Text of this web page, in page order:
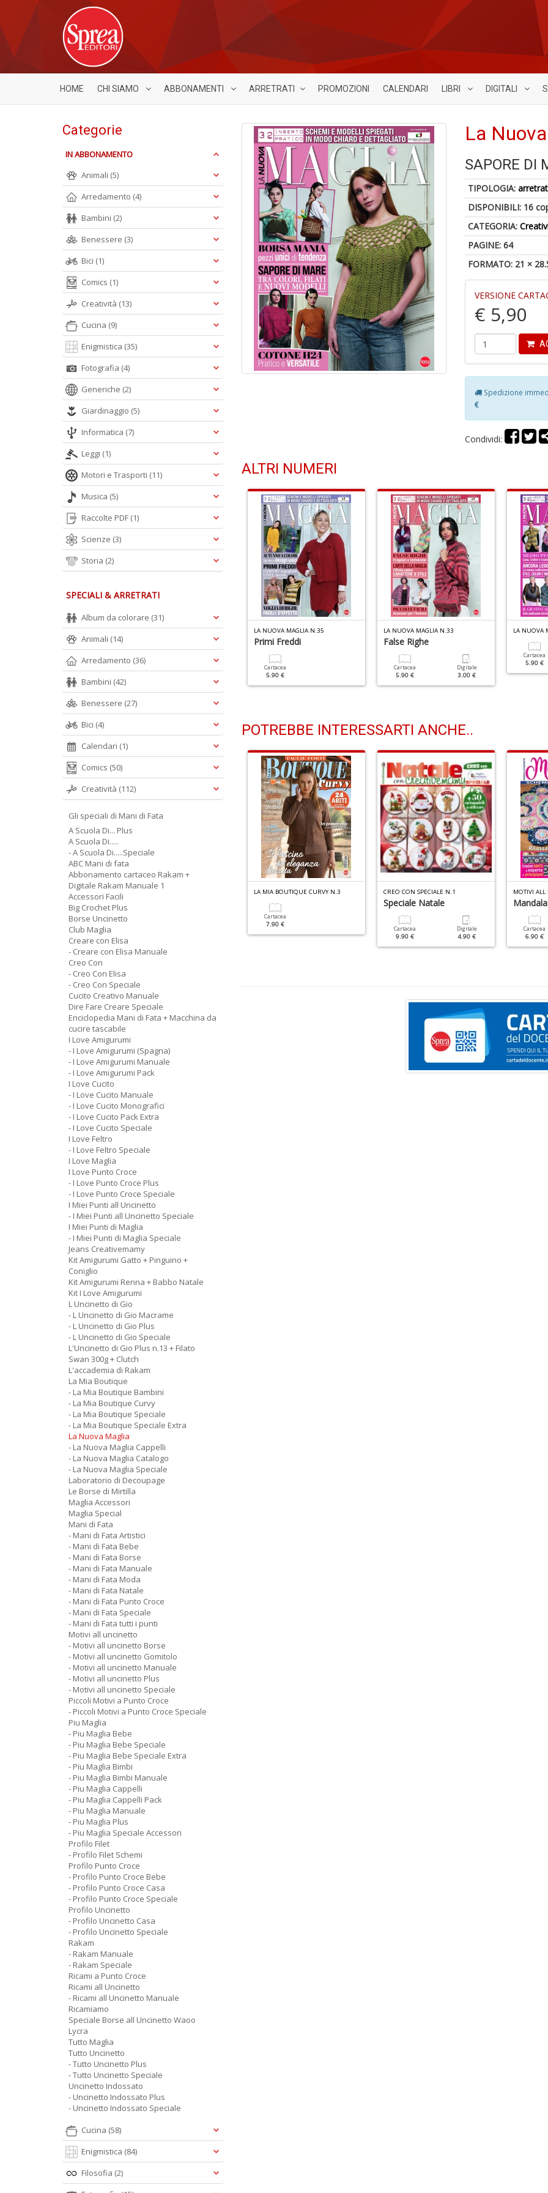
HOME CHI SIAMO ABBONAMENTI ARRETRATI PROMOZIONI CALENDARI LIBRI DIGITALI
La
SAPORE DI
TIPOLOGIA:
DISPONIBILI: 16
CATEGORIA:
PAGINE: 64
FORMATO: 21 ×
VERSIONE
€ 5,90
Spedizione
€
Condividi:
ALTRI NUMERI
NUOVA MAGLIA N.21
Borse A Piastrelle
Digitale
3.00 €
LA NUOVA MAGLIA N.20
Tempo Di Piastrelle
Digitale
LA NUOVA MAGLIA N.35
Primi Freddi
Cartacea
5.90 €
LA NUOVA MAGLIA N.33
False Righe
Cartacea
5.90 €
Digitale
3.00 €
LA NUOVA
Cartacea
5.90 €
POTREBBE INTERESSARTI ANCHE..
Digitale
4.90 €
LA MIA BOUTIQUE CURVY N.3
Cartacea
7.90 €
CREO CON SPECIALE N.1
Speciale Natale
Cartacea
9.90 €
Digitale
4.90 €
Cartacea
6.90 €
Categorie
IN ABBONAMENTO
Animali (5)
Arredamento (4)
Bambini (2)
Benessere (3)
Bici (1)
Comics (1)
Creatività (13)
Cucina (9)
Enigmistica (35)
Fotografia (4)
Generiche (2)
Giardinaggio (5)
Informatica (7)
Leggi (1)
Motori e Trasporti (11)
Musica (5)
Raccolte PDF (1)
Scienze (3)
Storia (2)
SPECIALI & ARRETRATI
Album da colorare (31)
Animali (14)
Arredamento (36)
Bambini (42)
Benessere (27)
Bici (4)
Calendari (1)
Comics (50)
Creatività (112)
Gli speciali di Mani di Fata
A Scuola Di... Plus
A Scuola Di.....
- A Scuola Di.....Speciale
ABC Mani di fata
Abbonamento cartaceo Rakam +
Digitale Rakam Manuale 1
Accessori Facili
Big Crochet Plus
Borse Uncinetto
Club Maglia
Creare con Elisa
- Creare con Elisa Manuale
Creo Con
- Creo Con Elisa
- Creo Con Speciale
Cucito Creativo Manuale
Dire Fare Creare Speciale
Enciclopedia Mani di Fata + Macchina da
cucire tascabile
I Love Amigurumi
- I Love Amigurumi (Spagna)
- I Love Amigurumi Manuale
- I Love Amigurumi Pack
I Love Cucito
- I Love Cucito Manuale
- I Love Cucito Monografici
- I Love Cucito Pack Extra
- I Love Cucito Speciale
I Love Feltro
- I Love Feltro Speciale
I Love Maglia
I Love Punto Croce
- I Love Punto Croce Plus
- I Love Punto Croce Speciale
I Miei Punti all Uncinetto
- I Miei Punti all Uncinetto Speciale
I Miei Punti di Maglia
- I Miei Punti di Maglia Speciale
Jeans Creativemamy
Kit Amigurumi Gatto + Pinguino +
Coniglio
Kit Amigurumi Renna + Babbo Natale
Kit I Love Amigurumi
L Uncinetto di Gio
- L Uncinetto di Gio Macrame
- L Uncinetto di Gio Plus
- L Uncinetto di Gio Speciale
L'Uncinetto di Gio Plus n.13 + Filato
Swan 300g + Clutch
L'accademia di Rakam
La Mia Boutique
- La Mia Boutique Bambini
- La Mia Boutique Curvy
- La Mia Boutique Speciale
- La Mia Boutique Speciale Extra
La Nuova Maglia
- La Nuova Maglia Cappelli
- La Nuova Maglia Catalogo
- La Nuova Maglia Speciale
Laboratorio di Decoupage
Le Borse di Mirtilla
Maglia Accessori
Maglia Special
Mani di Fata
- Mani di Fata Artistici
- Mani di Fata Bebe
- Mani di Fata Borse
- Mani di Fata Manuale
- Mani di Fata Moda
- Mani di Fata Natale
- Mani di Fata Punto Croce
- Mani di Fata Speciale
- Mani di Fata tutti i punti
Motivi all uncinetto
- Motivi all uncinetto Borse
- Motivi all uncinetto Gomitolo
- Motivi all uncinetto Manuale
- Motivi all uncinetto Plus
- Motivi all uncinetto Speciale
Piccoli Motivi a Punto Croce
- Piccoli Motivi a Punto Croce Speciale
Piu Maglia
- Piu Maglia Bebe
- Piu Maglia Bebe Speciale
- Piu Maglia Bebe Speciale Extra
- Piu Maglia Bimbi
- Piu Maglia Bimbi Manuale
- Piu Maglia Cappelli
- Piu Maglia Cappelli Pack
- Piu Maglia Manuale
- Piu Maglia Plus
- Piu Maglia Speciale Accessori
Profilo Filet
- Profilo Filet Schemi
Profilo Punto Croce
- Profilo Punto Croce Bebe
- Profilo Punto Croce Casa
- Profilo Punto Croce Speciale
Profilo Uncinetto
- Profilo Uncinetto Casa
- Profilo Uncinetto Speciale
Rakam
- Rakam Manuale
- Rakam Speciale
Ricami a Punto Croce
Ricami all Uncinetto
- Ricami all Uncinetto Manuale
Ricamiamo
Speciale Borse all Uncinetto Waoo
Lycra
Tutto Maglia
Tutto Uncinetto
- Tutto Uncinetto Plus
- Tutto Uncinetto Speciale
Uncinetto Indossato
- Uncinetto Indossato Plus
- Uncinetto Indossato Speciale
Cucina (58)
Enigmistica (84)
Filosofia (2)